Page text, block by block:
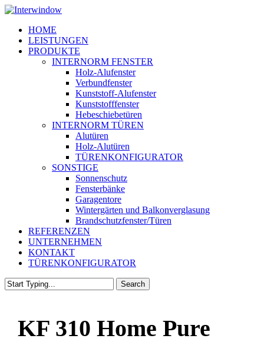
Skip
main
content
Menu
HOME
LEISTUNGEN
PRODUKTE
INTERNORM FENSTER
Holz-Alufenster
Verbundfenster
Kunststoff-Alufenster
Kunststofffenster
Hebeschiebetüren
INTERNORM TÜREN
Alutüren
Holz-Alutüren
TÜRENKONFIGURATOR
SONSTIGE
Sonnenschutz
Fensterbänke
Garagentore
Wintergärten und Balkonverglasung
Brandschutzfenster/Türen
REFERENZEN
UNTERNEHMEN
KONTAKT
TÜRENKONFIGURATOR
Search
KF 310 Home Pure